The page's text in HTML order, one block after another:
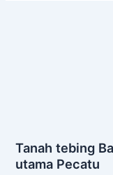
Tanah tebing
utama Pecatu